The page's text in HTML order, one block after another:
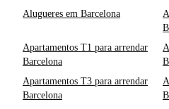
Alugueres em Barcelona
Apartamentos T1 para arrendar
Barcelona
Apartamentos T3 para arrendar
Barcelona